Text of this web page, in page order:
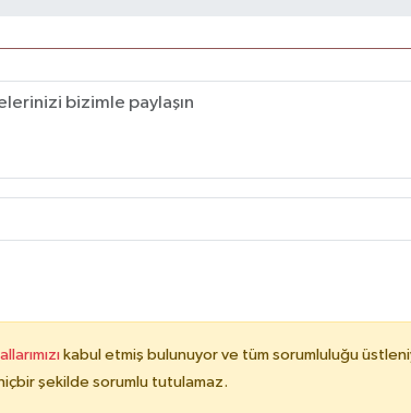
kabul etmiş bulunuyor ve tüm sorumluluğu
şekilde sorumlu tutulamaz.